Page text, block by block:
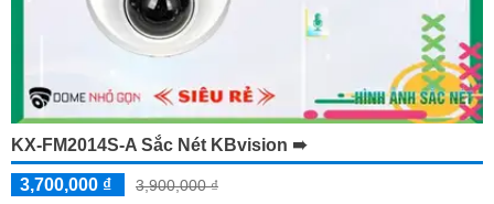
KX-FM2014S-A Sắc Nét KBvision ➠
3,700,000 ₫ 3,900,000 ₫